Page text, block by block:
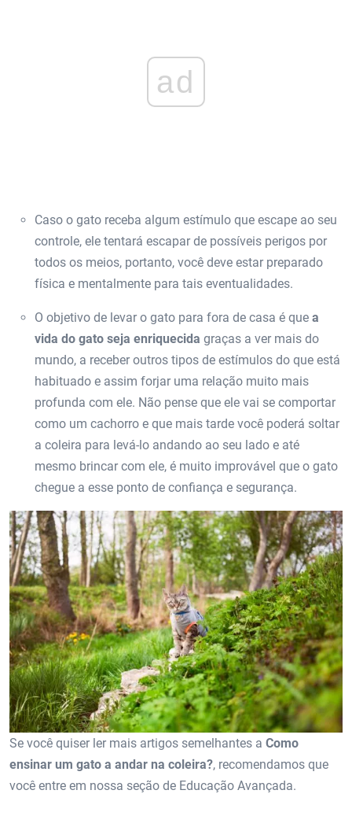
ad
Caso o gato receba algum estímulo que escape ao seu
controle, ele tentará escapar de possíveis perigos por
todos os meios, portanto, você deve estar preparado
física e mentalmente para tais eventualidades.
O objetivo de levar o gato para fora de casa é que a
vida do gato seja enriquecida graças a ver mais do
mundo, a receber outros tipos de estímulos do que está
habituado e assim forjar uma relação muito mais
profunda com ele. Não pense que ele vai se comportar
como um cachorro e que mais tarde você poderá soltar
a coleira para levá-lo andando ao seu lado e até
mesmo brincar com ele, é muito improvável que o gato
chegue a esse ponto de confiança e segurança.
Se você quiser ler mais artigos semelhantes a Como
ensinar um gato a andar na coleira?, recomendamos que
você entre em nossa seção de Educação Avançada.